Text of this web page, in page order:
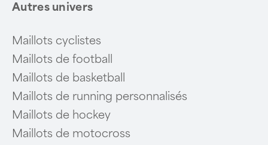
Autres univers
Maillots cyclistes
Maillots de football
Maillots de basketball
Maillots de running personnalisés
Maillots de hockey
Maillots de motocross